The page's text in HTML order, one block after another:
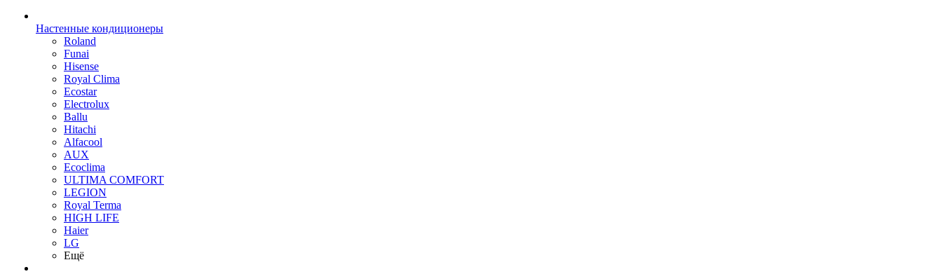
Настенные кондиционеры
Roland
Funai
Hisense
Royal Clima
Ecostar
Electrolux
Ballu
Hitachi
Alfacool
AUX
Ecoclima
ULTIMA COMFORT
LEGION
Royal Terma
HIGH LIFE
Haier
LG
Ещё